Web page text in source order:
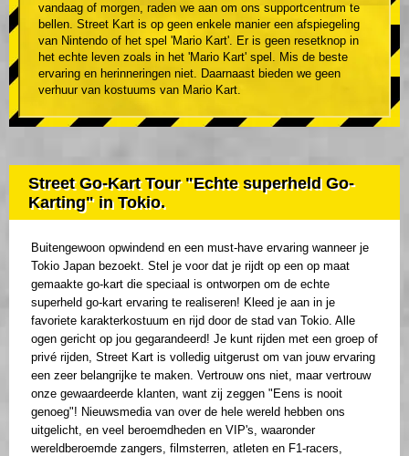
vandaag of morgen, raden we aan om ons supportcentrum te
bellen. Street Kart is op geen enkele manier een afspiegeling
van Nintendo of het spel 'Mario Kart'. Er is geen resetknop in
het echte leven zoals in het 'Mario Kart' spel. Mis de beste
ervaring en herinneringen niet. Daarnaast bieden we geen
verhuur van kostuums van Mario Kart.
Street Go-Kart Tour "Echte superheld Go-
Karting" in Tokio.
Buitengewoon opwindend en een must-have ervaring wanneer je
Tokio Japan bezoekt. Stel je voor dat je rijdt op een op maat
gemaakte go-kart die speciaal is ontworpen om de echte
superheld go-kart ervaring te realiseren! Kleed je aan in je
favoriete karakterkostuum en rijd door de stad van Tokio. Alle
ogen gericht op jou gegarandeerd! Je kunt rijden met een groep of
privé rijden, Street Kart is volledig uitgerust om van jouw ervaring
een zeer belangrijke te maken. Vertrouw ons niet, maar vertrouw
onze gewaardeerde klanten, want zij zeggen "Eens is nooit
genoeg"! Nieuwsmedia van over de hele wereld hebben ons
uitgelicht, en veel beroemdheden en VIP's, waaronder
wereldberoemde zangers, filmsterren, atleten en F1-racers,